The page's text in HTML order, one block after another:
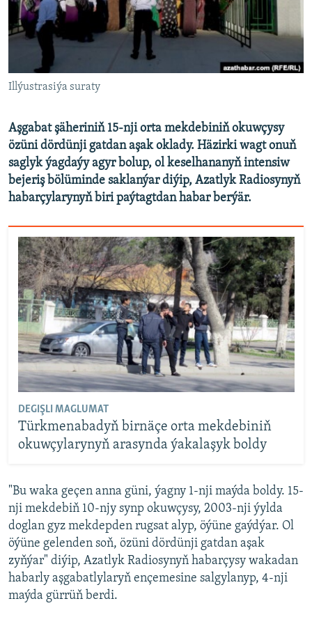
Illýustrasiýa suraty
Aşgabat şäheriniň 15-nji orta mekdebiniň okuwçysy
özüni dördünji gatdan aşak oklady. Häzirki wagt onuň
saglyk ýagdaýy agyr bolup, ol keselhananyň intensiw
bejeriş bölüminde saklanýar diýip, Azatlyk Radiosynyň
habarçylarynyň biri paýtagtdan habar berýär.
DEGIŞLI MAGLUMAT
Türkmenabadyň birnäçe orta mekdebiniň
okuwçylarynyň arasynda ýakalaşyk boldy
"Bu waka geçen anna güni, ýagny 1-nji maýda boldy. 15-
nji mekdebiň 10-njy synp okuwçysy, 2003-nji ýylda
doglan gyz mekdepden rugsat alyp, öýüne gaýdýar. Ol
öýüne gelenden soň, özüni dördünji gatdan aşak
zyňýar" diýip, Azatlyk Radiosynyň habarçysy wakadan
habarly aşgabatlylaryň ençemesine salgylanyp, 4-nji
maýda gürrüň berdi.